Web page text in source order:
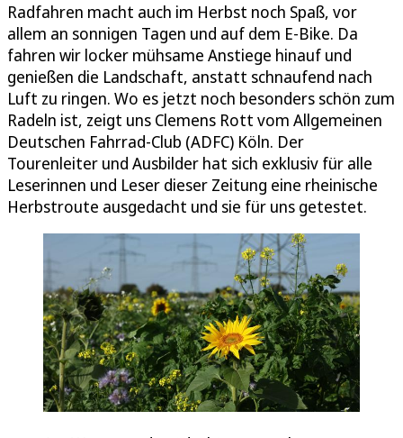
Radfahren macht auch im Herbst noch Spaß, vor
allem an sonnigen Tagen und auf dem E-Bike. Da
fahren wir locker mühsame Anstiege hinauf und
genießen die Landschaft, anstatt schnaufend nach
Luft zu ringen. Wo es jetzt noch besonders schön zum
Radeln ist, zeigt uns Clemens Rott vom Allgemeinen
Deutschen Fahrrad-Club (ADFC) Köln. Der
Tourenleiter und Ausbilder hat sich exklusiv für alle
Leserinnen und Leser dieser Zeitung eine rheinische
Herbstroute ausgedacht und sie für uns getestet.